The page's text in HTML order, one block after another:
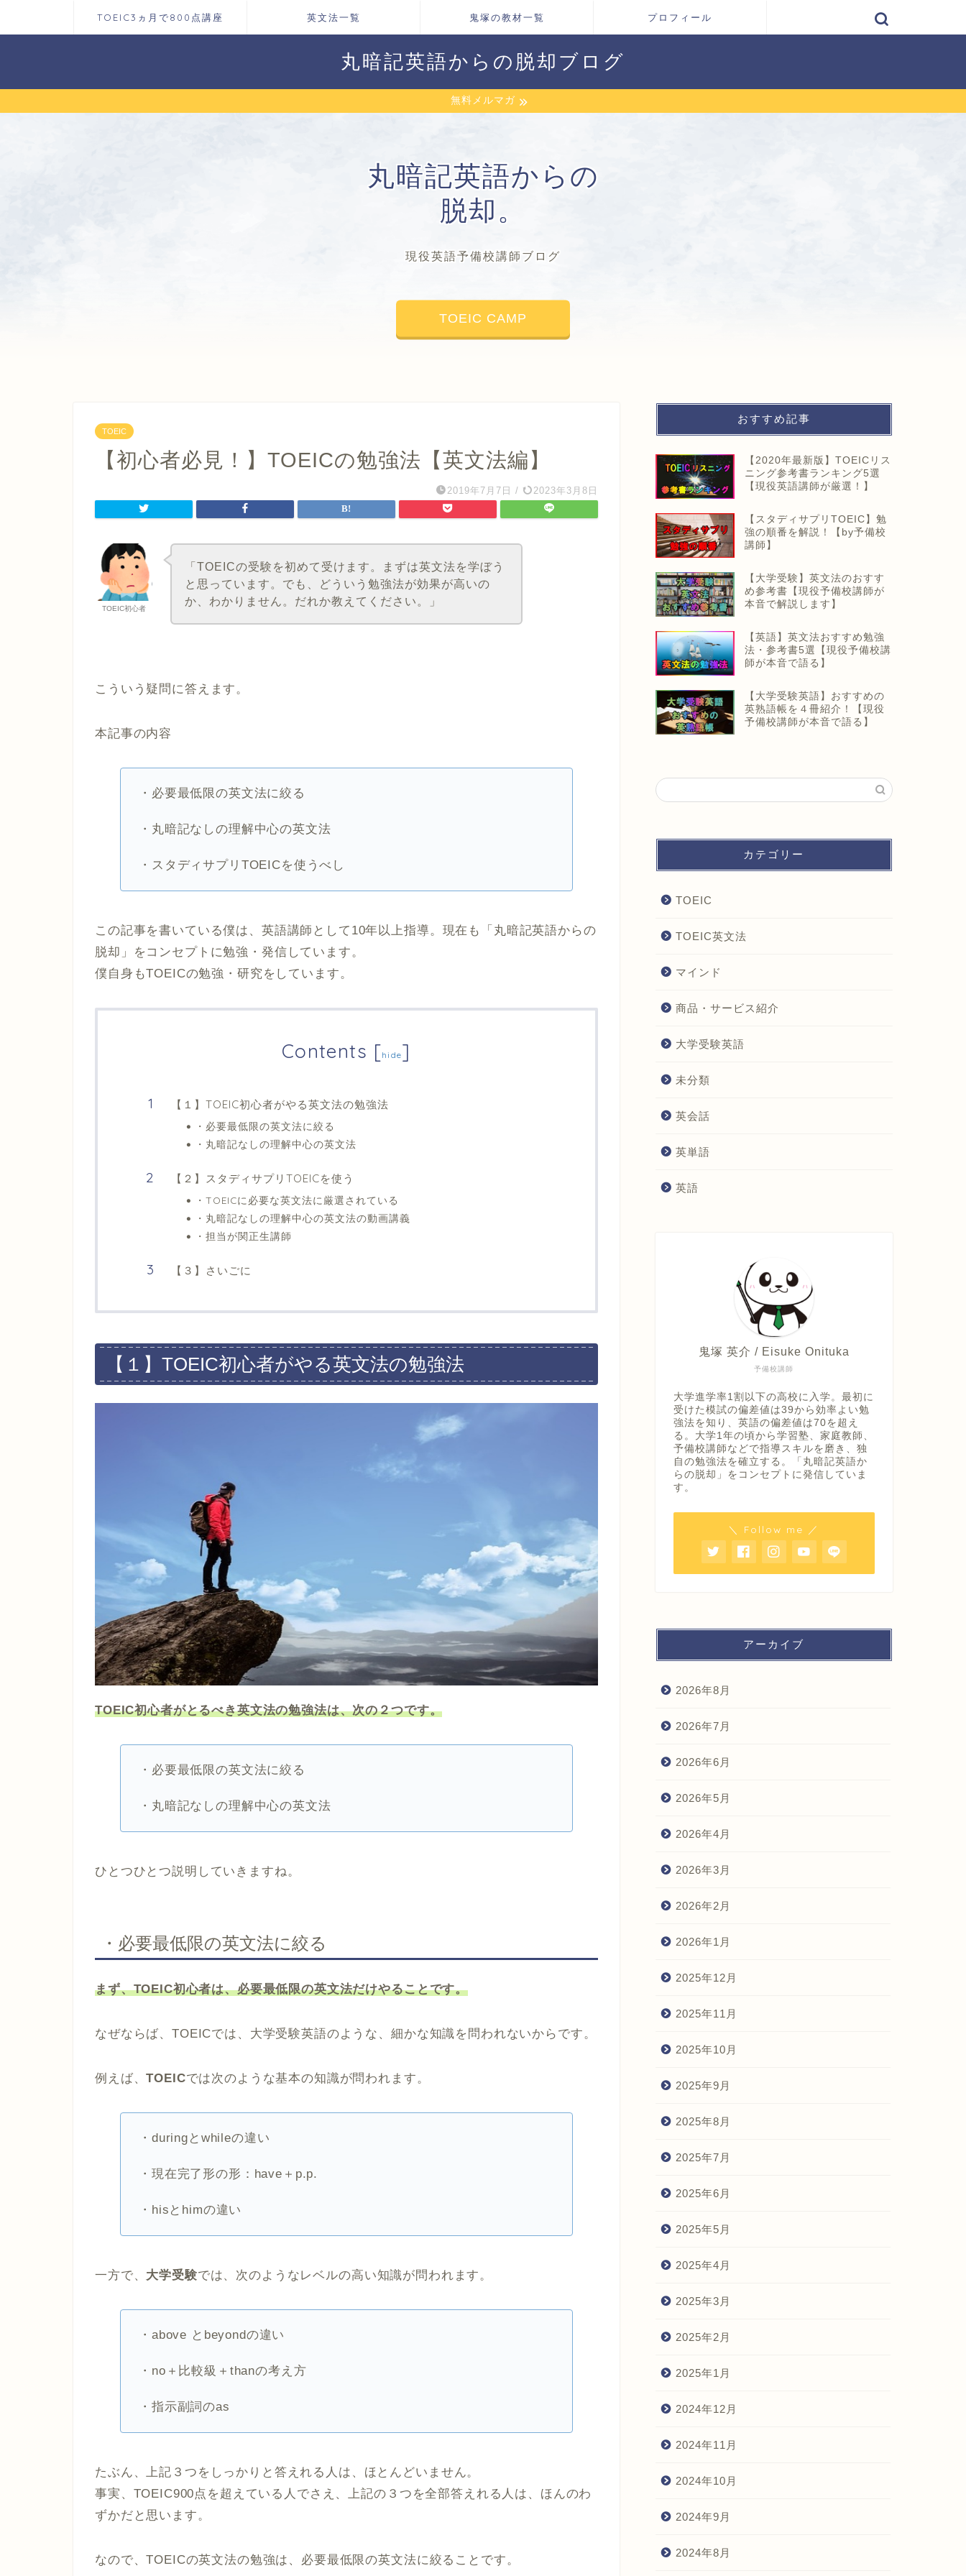
TOEIC3ヵ月で800点講座 英文法一覧 鬼塚の教材一覧 プロフィール
丸暗記英語からの脱却ブログ
無料メルマガ
丸暗記英語からの
脱却。
現役英語予備校講師ブログ
TOEIC CAMP
TOEIC
【初心者必見！】TOEICの勉強法【英文法編】
2019年7月7日 / 2023年3月8日
TOEIC初心者
「TOEICの受験を初めて受けます。まずは英文法を学ぼう
と思っています。でも、どういう勉強法が効果が高いの
か、わかりません。だれか教えてください。」
こういう疑問に答えます。
本記事の内容
・必要最低限の英文法に絞る
・丸暗記なしの理解中心の英文法
・スタディサプリTOEICを使うべし
この記事を書いている僕は、英語講師として10年以上指導。現在も「丸暗記英語からの
脱却」をコンセプトに勉強・発信しています。
僕自身もTOEICの勉強・研究をしています。
Contents [hide]
【１】TOEIC初心者がやる英文法の勉強法
・必要最低限の英文法に絞る
・丸暗記なしの理解中心の英文法
【２】スタディサプリTOEICを使う
・TOEICに必要な英文法に厳選されている
・丸暗記なしの理解中心の英文法の動画講義
・担当が関正生講師
【３】さいごに
【１】TOEIC初心者がやる英文法の勉強法
TOEIC初心者がとるべき英文法の勉強法は、次の２つです。
・必要最低限の英文法に絞る
・丸暗記なしの理解中心の英文法
ひとつひとつ説明していきますね。
・必要最低限の英文法に絞る
まず、TOEIC初心者は、必要最低限の英文法だけやることです。
なぜならば、TOEICでは、大学受験英語のような、細かな知識を問われないからです。
例えば、TOEICでは次のような基本の知識が問われます。
・duringとwhileの違い
・現在完了形の形：have＋p.p.
・hisとhimの違い
一方で、 大学受験では、次のようなレベルの高い知識が問われます。
・above とbeyondの違い
・no＋比較級＋thanの考え方
・指示副詞のas
たぶん、上記３つをしっかりと答えれる人は、ほとんどいません。
事実、TOEIC900点を超えている人でさえ、上記の３つを全部答えれる人は、ほんのわ
ずかだと思います。
なので、TOEICの英文法の勉強は、必要最低限の英文法に絞ることです。
おすすめ記事
【2020年最新版】TOEICリス
ニング参考書ランキング5選
【現役英語講師が厳選！】
【スタディサプリTOEIC】勉
強の順番を解説！【by予備校
講師】
【大学受験】英文法のおすす
め参考書【現役予備校講師が
本音で解説します】
【英語】英文法おすすめ勉強
法・参考書5選【現役予備校講
師が本音で語る】
【大学受験英語】おすすめの
英熟語帳を４冊紹介！【現役
予備校講師が本音で語る】
カテゴリー
TOEIC
TOEIC英文法
マインド
商品・サービス紹介
大学受験英語
未分類
英会話
英単語
英語
予備校講師
鬼塚 英介 / Eisuke Onituka
大学進学率1割以下の高校に入学。最初に
受けた模試の偏差値は39から効率よい勉
強法を知り、英語の偏差値は70を超え
る。大学1年の頃から学習塾、家庭教師、
予備校講師などで指導スキルを磨き、独
自の勉強法を確立する。「丸暗記英語か
らの脱却」をコンセプトに発信していま
す。
＼ Follow me ／
アーカイブ
2026年8月
2026年7月
2026年6月
2026年5月
2026年4月
2026年3月
2026年2月
2026年1月
2025年12月
2025年11月
2025年10月
2025年9月
2025年8月
2025年7月
2025年6月
2025年5月
2025年4月
2025年3月
2025年2月
2025年1月
2024年12月
2024年11月
2024年10月
2024年9月
2024年8月